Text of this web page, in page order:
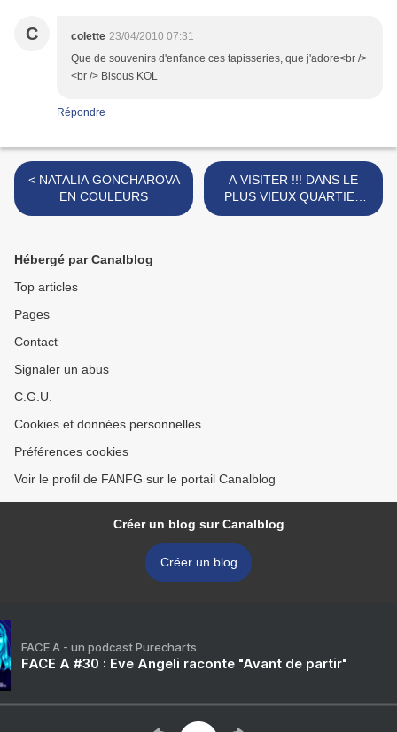
C colette 23/04/2010 07:31
Que de souvenirs d'enfance ces tapisseries, que j'adore<br />
<br /> Bisous KOL
Répondre
< NATALIA GONCHAROVA
EN COULEURS
A VISITER !!! DANS LE
PLUS VIEUX QUARTIER
DE PARIS >
Hébergé par Canalblog
Top articles
Pages
Contact
Signaler un abus
C.G.U.
Cookies et données personnelles
Préférences cookies
Voir le profil de FANFG sur le portail Canalblog
Créer un blog sur Canalblog
Créer un blog
FACE A - un podcast Purecharts
FACE A #30 : Eve Angeli raconte "Avant de partir"